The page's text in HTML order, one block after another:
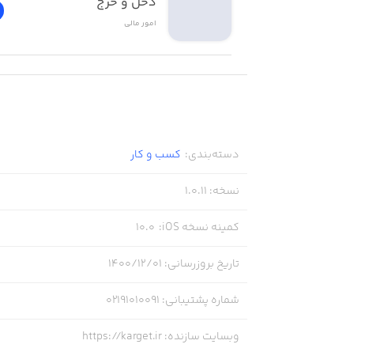
امور ‌مالی
دسته‌بندی: کسب‌ و ‌کار
نسخه:
1.0.11
کمینه نسخه iOS :
10.0
تاریخ بروزرسانی: ۱۴۰۰/۱۲/۰۱
شماره پشتیبانی:
02191010091
وبسایت سازنده:
https://karget.ir